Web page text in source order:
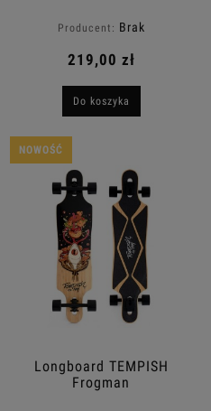
Producent: Brak
219,00 zł
Do koszyka
Longboard TEMPISH
Frogman
NOWOŚĆ